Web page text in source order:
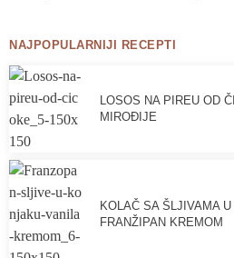
NAJPOPULARNIJI RECEPTI
LOSOS NA PIREU OD
MIROĐIJE
KOLAČ SA ŠLJIVAMA
FRANŽIPAN KREMOM